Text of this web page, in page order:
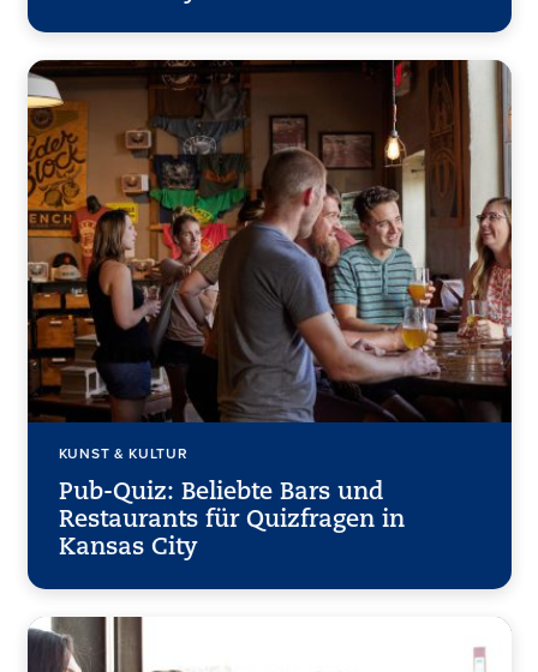
KUNST & KULTUR
Pub-Quiz: Beliebte Bars und
Restaurants für Quizfragen in
Kansas City